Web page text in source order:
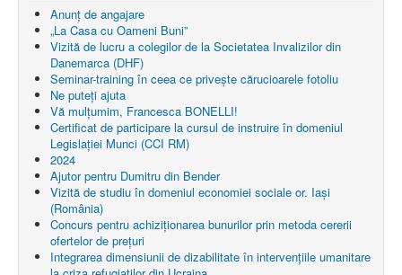
Anunț de angajare
„La Casa cu Oameni Buni”
Vizită de lucru a colegilor de la Societatea Invalizilor din
Danemarca (DHF)
Seminar-training în ceea ce privește cărucioarele fotoliu
Ne puteți ajuta
Vă mulțumim, Francesca BONELLI!
Certificat de participare la cursul de instruire în domeniul
Legislației Munci (CCI RM)
2024
Ajutor pentru Dumitru din Bender
Vizită de studiu în domeniul economiei sociale or. Iași
(România)
Concurs pentru achiziționarea bunurilor prin metoda cererii
ofertelor de prețuri
Integrarea dimensiunii de dizabilitate în intervențiile umanitare